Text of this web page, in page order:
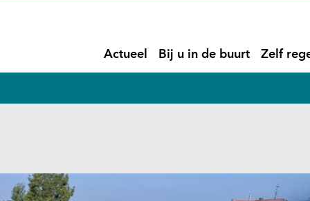
inhoud
Actueel
Actueel
Uitklappen
Bij u in de buurt
de
Zelf